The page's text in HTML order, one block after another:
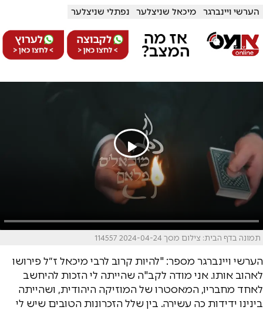
הערשי ויינברגר מיכאל שניצלער נפתלי שניצלער
תמונה בדף הבית: צילום מסך 2024-04-24 114557
הערשי ויינברגר מספר: "להיות קרוב לרבי מיכאל ז״ל פירושו
לאהוב אותו. אני מודה לקב"ה שהייתה לי הזכות להיחשב
לאחד מחבריו, המאסטרו של המוזיקה היהודית, ושהייתה
בינינו ידידות כה עשירה. בין שלל הזכרונות הטובים שיש לי